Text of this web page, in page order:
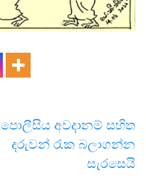
පොලීසිය අවදානම් සහිත
දරුවන් රැක බලාගන්න
සැරසෙයි